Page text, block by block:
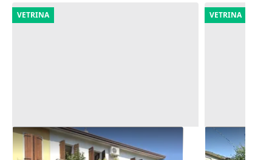
VETRINA
Asta Abitazione cielo terra con
cortile e cantina
VETRINA
Asta Casa